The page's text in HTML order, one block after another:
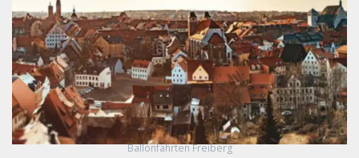
Ballonfahrten Freiberg